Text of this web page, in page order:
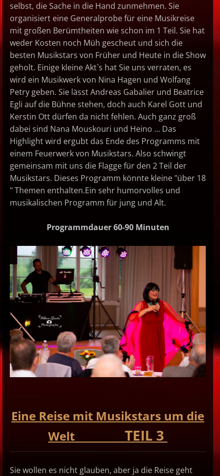
selbst, die Sache in die Hand zunmehmen. Sie
organisiert eine Generalprobe für eine Musikreise
mit großen Berümtheiten wie schon im 1 Teil. Sie hat
weder Kosten noch Müh gescheut und sich die
besten Musikstars von Früher und Heute in die Show
geholt. Einige kleine Akt`s hat Sie uns verraten, es
wird ein Musikwerk von Nina Hagen und Wolfang
Petry geben. Sie lässt Andreas Gabalier und Beatrice
Egli auf die Bühne stehen, doch auch Karel Gott und
Kerstin Ott dürfen da nicht fehlen. Auch ganz groß
dabei sind Nana Mouskouri und Heino ... Das
Highlight wird ergubt das Ende des Programms mit
einem Feuerwerk von Musikstars. Also schwingt
gemeinsam mit uns die Flagge für den 2 Teil der
Musikstars. Dieses Programm könnte kleine "über 18
" Themen enthalten.Ein sehr humorvolles und
musikalischen Programm für jung und Alt.
Programmdauer 60-90 Minuten
Eine Reise mit Musikstars um die
WeltTEIL 3
Sie wollen es nicht glauben, aber ja die Reise geht